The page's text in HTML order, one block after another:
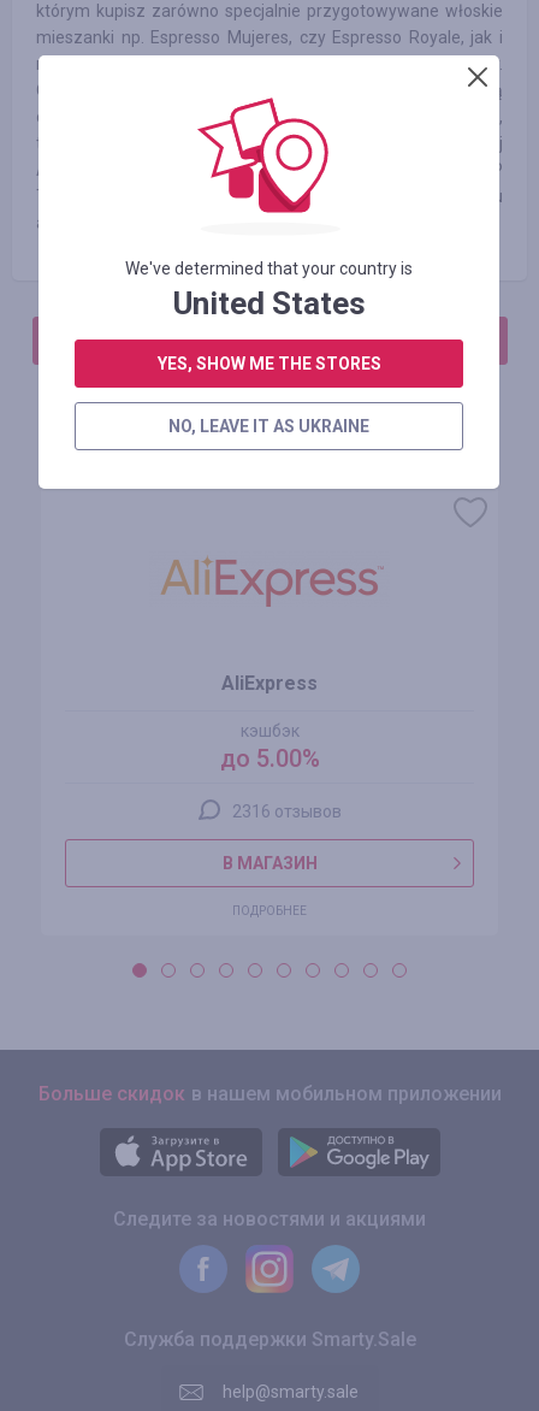
którym kupisz zarówno specjalnie przygotowywane włoskie
mieszanki np. Espresso Mujeres, czy Espresso Royale, jak i
najlepszej klasy kawy jednorodne z segmentu Speciality.
Oprócz kaw proponujemy także zapoznanie się z naszą
ofertą herbat, o których napisać, że lepsze są od sklepowych,
to dużo za mało. Koniecznie musicie spróbować naszej
Assam Second Flush TGFOP, Ceylon OPI, czy też Kenia GFOP
Tinderet. W naszej ofercie nie zabrakło także wielu
akcesoriów zarówno z dziedziny kawowej, jak i herbacianej.
АВТОРИЗИРУЙТЕСЬ, ЧТОБЫ ОСТАВИТЬ ОТЗЫВ
Похожие магазины
AliExpress
кэшбэк
до 5.00%
2316 отзывов
В МАГАЗИН
ПОДРОБНЕЕ
Больше скидок в нашем мобильном приложении
Следите за новостями и акциями
Служба поддержки Smarty.Sale
help@smarty.sale
We've determined that your country is
United States
YES, SHOW ME THE STORES
NO, LEAVE IT AS UKRAINE